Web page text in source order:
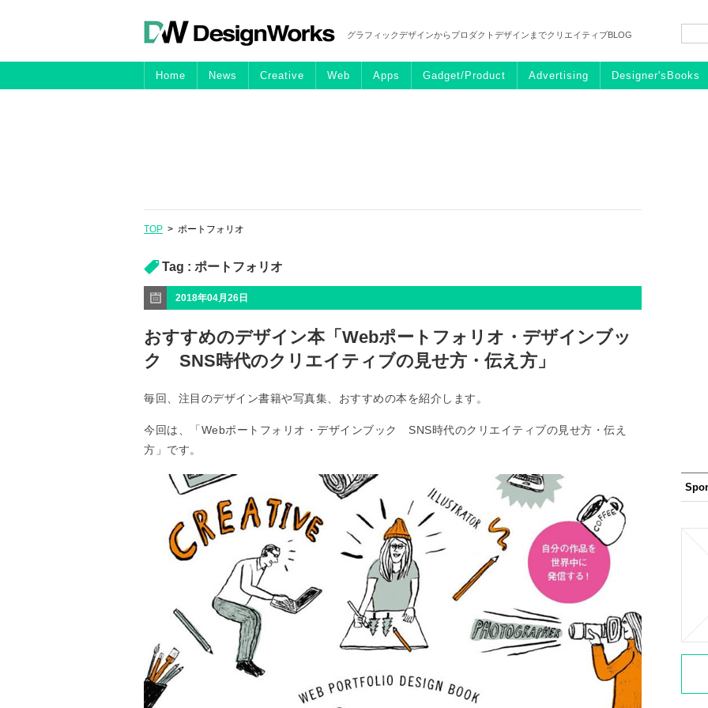
グラフィックデザインからプロダクトデザインまでクリエイティブBLOG
Home News Creative Web Apps Gadget/Product Advertising Designer'sBooks
TOP > ポートフォリオ
Tag : ポートフォリオ
2018年04月26日
おすすめのデザイン本「Webポートフォリオ・デザインブッ
ク SNS時代のクリエイティブの見せ方・伝え方」
毎回、注目のデザイン書籍や写真集、おすすめの本を紹介します。
今回は、「Webポートフォリオ・デザインブック SNS時代のクリエイティブの見せ方・伝え
方」です。